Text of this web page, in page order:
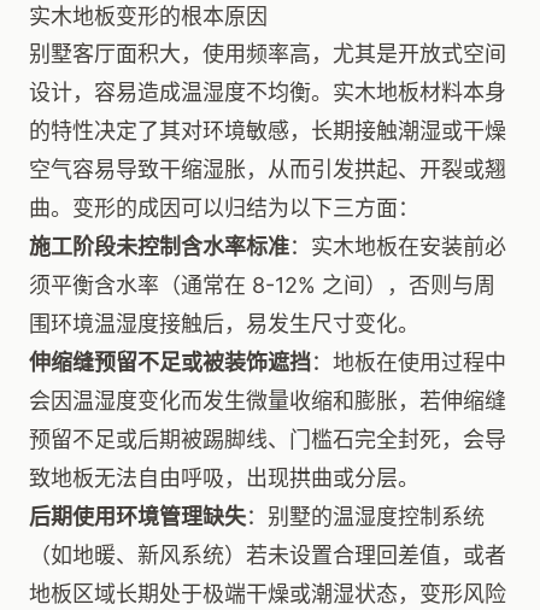
实木地板变形的根本原因
别墅客厅面积大，使用频率高，尤其是开放式空间
设计，容易造成温湿度不均衡。实木地板材料本身
的特性决定了其对环境敏感，长期接触潮湿或干燥
空气容易导致干缩湿胀，从而引发拱起、开裂或翘
曲。变形的成因可以归结为以下三方面：
施工阶段未控制含水率标准：实木地板在安装前必
须平衡含水率（通常在 8-12% 之间），否则与周
围环境温湿度接触后，易发生尺寸变化。
伸缩缝预留不足或被装饰遮挡：地板在使用过程中
会因温湿度变化而发生微量收缩和膨胀，若伸缩缝
预留不足或后期被踢脚线、门槛石完全封死，会导
致地板无法自由呼吸，出现拱曲或分层。
后期使用环境管理缺失：别墅的温湿度控制系统
（如地暖、新风系统）若未设置合理回差值，或者
地板区域长期处于极端干燥或潮湿状态，变形风险